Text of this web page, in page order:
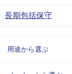
長期包括保守
用途から選ぶ